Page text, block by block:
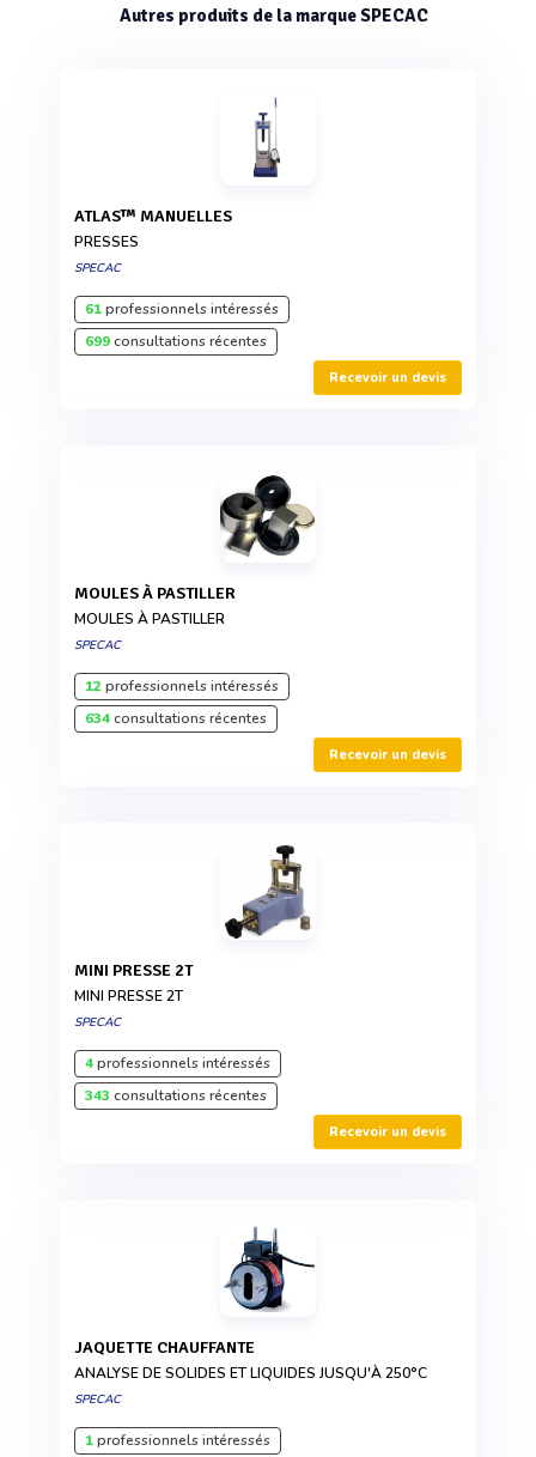
Autres produits de la marque SPECAC
ATLAS™ MANUELLES
PRESSES
SPECAC
61professionnels intéressés
699consultations récentes
Recevoir un devis
MOULES À PASTILLER
MOULES À PASTILLER
SPECAC
12professionnels intéressés
634consultations récentes
Recevoir un devis
MINI PRESSE 2T
MINI PRESSE 2T
SPECAC
4professionnels intéressés
343 consultations récentes
Recevoir un devis
JAQUETTE CHAUFFANTE
ANALYSE DE SOLIDES ET LIQUIDES JUSQU'À 250°C
SPECAC
1professionnels intéressés